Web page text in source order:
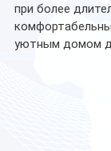
при более
уютным домом